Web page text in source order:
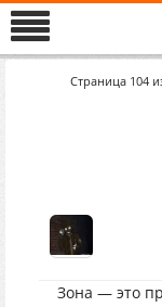
Страница 104
Зона — это